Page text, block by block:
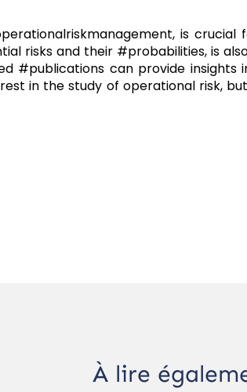
is
risks and their #probabilities, is
#publications can provide
in the study of operational risk,
À lire